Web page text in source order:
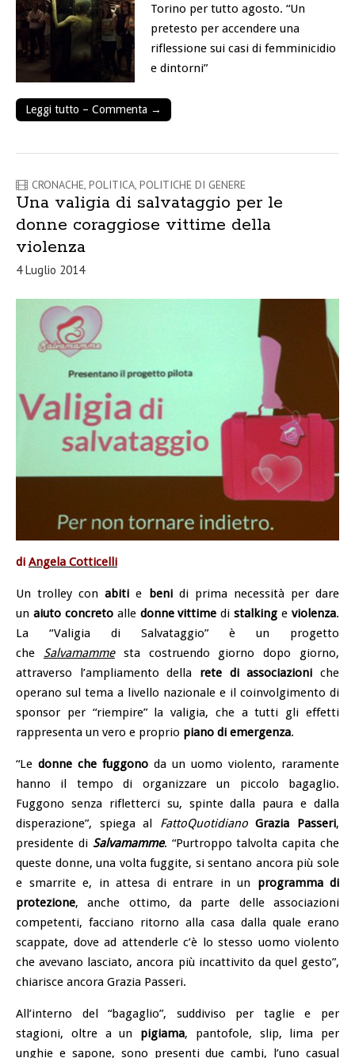
Torino per tutto agosto. “Un
pretesto per accendere una
riflessione sui casi di femminicidio
e dintorni”
Leggi tutto – Commenta →
CRONACHE, POLITICA, POLITICHE DI GENERE
Una valigia di salvataggio per le
donne coraggiose vittime della
violenza
4 Luglio 2014
di Angela Cotticelli
Un trolley conabiti e benidi prima necessità per dare
un aiuto concretoalledonne vittime distalking eviolenza.
La “Valigia di Salvataggio” è un progetto
che Salvamammesta costruendo giorno dopo giorno,
attraverso l’ampliamento della rete di associazioni che
operano sul tema a livello nazionale e il coinvolgimento di
sponsor per “riempire” la valigia, che a tutti gli effetti
rappresenta un vero e proprio piano di emergenza.
“Le donne che fuggono da un uomo violento, raramente
hanno il tempo di organizzare un piccolo bagaglio.
Fuggono senza rifletterci su, spinte dalla paura e dalla
disperazione”, spiega al FattoQuotidiano Grazia Passeri,
presidente di Salvamamme. “Purtroppo talvolta capita che
queste donne, una volta fuggite, si sentano ancora più sole
e smarrite e, in attesa di entrare in un programma di
protezione, anche ottimo, da parte delle associazioni
competenti, facciano ritorno alla casa dalla quale erano
scappate, dove ad attenderle c’è lo stesso uomo violento
che avevano lasciato, ancora più incattivito da quel gesto”,
chiarisce ancora Grazia Passeri.
All’interno del “bagaglio”, suddiviso per taglie e per
stagioni, oltre a un pigiama, pantofole, slip, lima per
unghie e sapone, sono presenti due cambi, l’uno casual